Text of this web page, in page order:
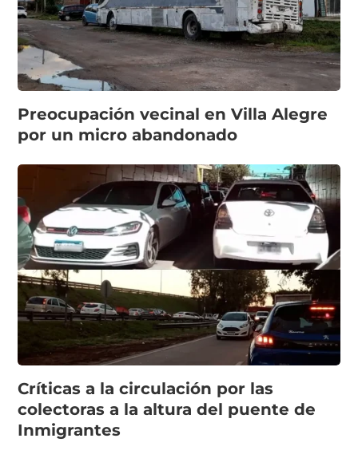
Preocupación vecinal en Villa Alegre
por un micro abandonado
Críticas a la circulación por las
colectoras a la altura del puente de
Inmigrantes